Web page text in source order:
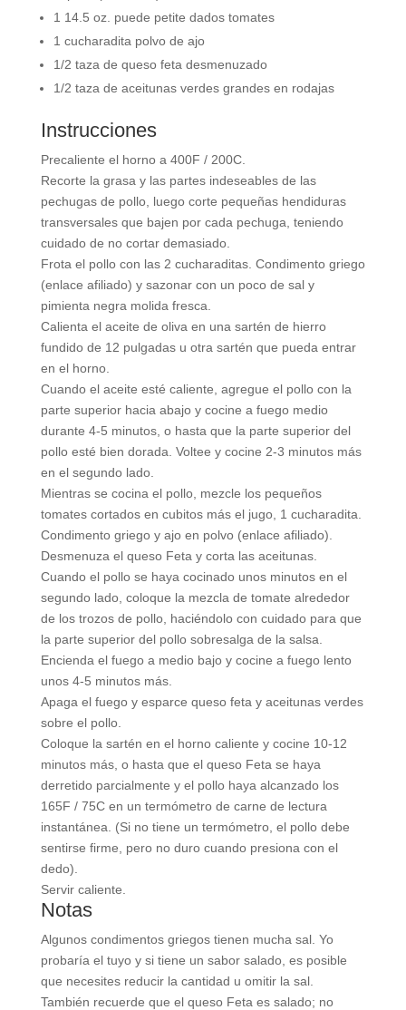
1 14.5 oz. puede petite dados tomates
1 cucharadita polvo de ajo
1/2 taza de queso feta desmenuzado
1/2 taza de aceitunas verdes grandes en rodajas
Instrucciones
Precaliente el horno a 400F / 200C.
Recorte la grasa y las partes indeseables de las
pechugas de pollo, luego corte pequeñas hendiduras
transversales que bajen por cada pechuga, teniendo
cuidado de no cortar demasiado.
Frota el pollo con las 2 cucharaditas. Condimento griego
(enlace afiliado) y sazonar con un poco de sal y
pimienta negra molida fresca.
Calienta el aceite de oliva en una sartén de hierro
fundido de 12 pulgadas u otra sartén que pueda entrar
en el horno.
Cuando el aceite esté caliente, agregue el pollo con la
parte superior hacia abajo y cocine a fuego medio
durante 4-5 minutos, o hasta que la parte superior del
pollo esté bien dorada. Voltee y cocine 2-3 minutos más
en el segundo lado.
Mientras se cocina el pollo, mezcle los pequeños
tomates cortados en cubitos más el jugo, 1 cucharadita.
Condimento griego y ajo en polvo (enlace afiliado).
Desmenuza el queso Feta y corta las aceitunas.
Cuando el pollo se haya cocinado unos minutos en el
segundo lado, coloque la mezcla de tomate alrededor
de los trozos de pollo, haciéndolo con cuidado para que
la parte superior del pollo sobresalga de la salsa.
Encienda el fuego a medio bajo y cocine a fuego lento
unos 4-5 minutos más.
Apaga el fuego y esparce queso feta y aceitunas verdes
sobre el pollo.
Coloque la sartén en el horno caliente y cocine 10-12
minutos más, o hasta que el queso Feta se haya
derretido parcialmente y el pollo haya alcanzado los
165F / 75C en un termómetro de carne de lectura
instantánea. (Si no tiene un termómetro, el pollo debe
sentirse firme, pero no duro cuando presiona con el
dedo).
Servir caliente.
Notas
Algunos condimentos griegos tienen mucha sal. Yo
probaría el tuyo y si tiene un sabor salado, es posible
que necesites reducir la cantidad u omitir la sal.
También recuerde que el queso Feta es salado; no